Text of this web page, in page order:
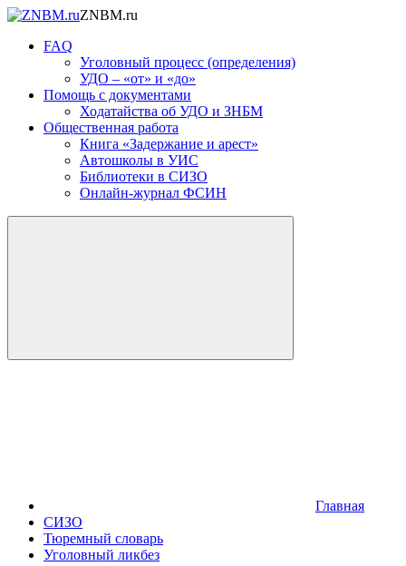
ZNBM.ru
FAQ
Уголовный процесс (определения)
УДО – «от» и «до»
Помощь с документами
Ходатайства об УДО и ЗНБМ
Общественная работа
Книга «Задержание и арест»
Автошколы в УИС
Библиотеки в СИЗО
Онлайн-журнал ФСИН
Главная
СИЗО
Тюремный словарь
Уголовный ликбез